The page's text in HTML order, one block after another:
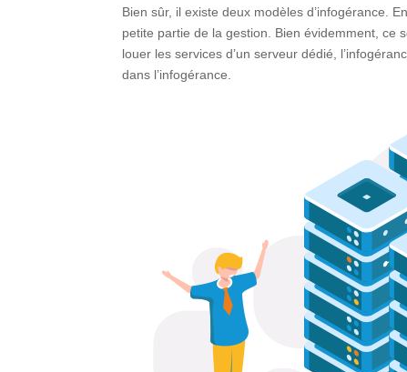
Bien sûr, il existe deux modèles d’infogérance.
petite partie de la gestion. Bien évidemment, ce
louer les services d’un serveur dédié,
dans l’infogérance.